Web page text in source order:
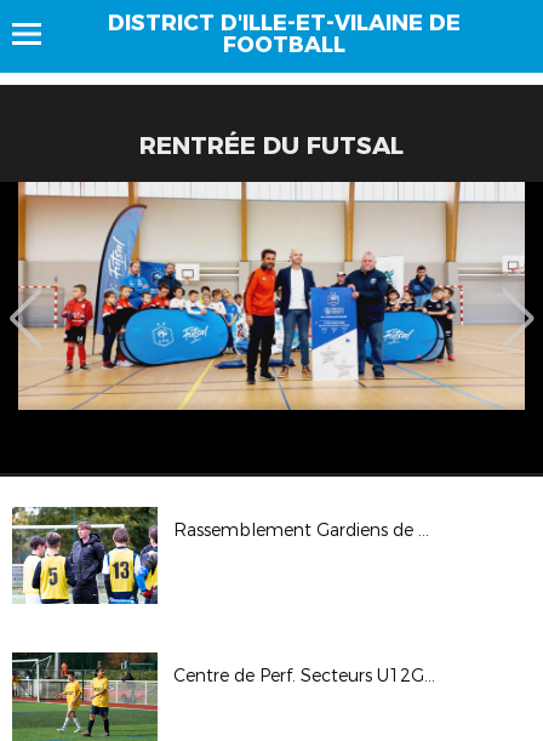
DISTRICT D'ILLE-ET-VILAINE DE
FOOTBALL
RENTRÉE DU FUTSAL
Rassemblement Gardiens de But à St Grégoire (25/10/2025)
Centre de Perf. Secteurs U12G U13F à Romillé (24/10/2025)